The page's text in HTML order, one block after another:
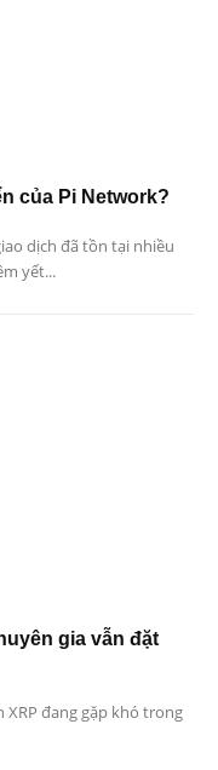
của Pi Network?
dịch đã tồn tại nhiều
yết...
gia vẫn đặt
XRP đang gặp khó trong